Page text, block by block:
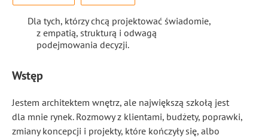
Dla tych, którzy chcą projektować świadomie,
z empatią, strukturą i odwagą
podejmowania decyzji.
Wstęp
Jestem architektem wnętrz, ale największą szkołą jest
dla mnie rynek. Rozmowy z klientami, budżety, poprawki,
zmiany koncepcji i projekty, które kończyły się, albo